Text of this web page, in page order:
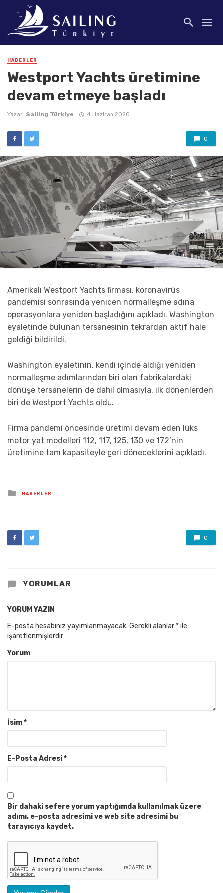
HABERLER
Westport Yachts üretimine
devam etmeye başladı
Yazar: Sailing Türkiye 4 Haziran 2020
0
Amerikalı Westport Yachts firması, koronavirüs
pandemisi sonrasında yeniden normalleşme adına
operasyonlara yeniden başladığını açıkladı. Washington
eyaletinde bulunan tersanesinin tekrardan aktif hale
geldiği bildirildi.
Washington eyaletinin, kendi içinde aldığı yeniden
normalleşme adımlarından biri olan fabrikalardaki
dönüşe tersanelerin de dahil olmasıyla, ilk dönenlerden
biri de Westport Yachts oldu.
Firma pandemi öncesinde üretimi devam eden lüks
motor yat modelleri 112, 117, 125, 130 ve 172’nin
üretimine tam kapasiteyle geri döneceklerini açıkladı.
Posted
in
HABERLER
0
YORUMLAR
YORUM YAZIN
E-posta hesabınız yayımlanmayacak. Gerekli alanlar *ile
işaretlenmişlerdir
Yorum
İsim*
E-Posta Adresi*
Bir dahaki sefere yorum yaptığımda kullanılmak üzere
adımı, e-posta adresimi ve web site adresimi bu
tarayıcıya kaydet.